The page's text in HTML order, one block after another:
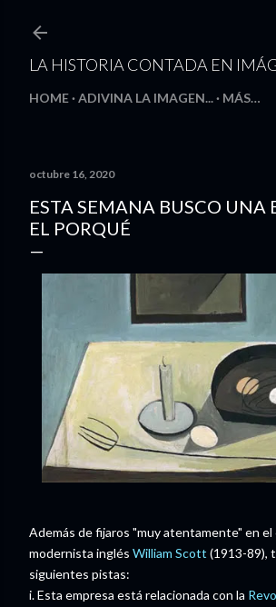
LA HISTORIA CONTADA EN
HOME ADIVINA LA IMAGEN... MÁS…
octubre 16, 2020
ESTA SEMANA BUSCO UNA
EL PORQUÉ
Además de fijaros "muy atentamente" en
modernista inglés William Scott (1913-89),
siguientes pistas:
i. Esta empresa está relacionada con la